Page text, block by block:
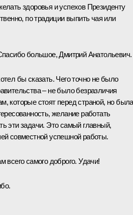
здоровья и успехов Президенту
по традиции выпить чая или
большое, Дмитрий Анатольевич.
бы сказать. Чего точно не было
– не было безразличия
которые стоят перед страной, но была
желание работать
эти задачи. Это самый главный,
совместной успешной работы.
всего самого доброго. Удачи!